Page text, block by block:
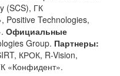
(SCS), ГК
Positive Technologies,
Официальные
Group. Партнеры:
КРОК, R-Vision,
«Конфидент».